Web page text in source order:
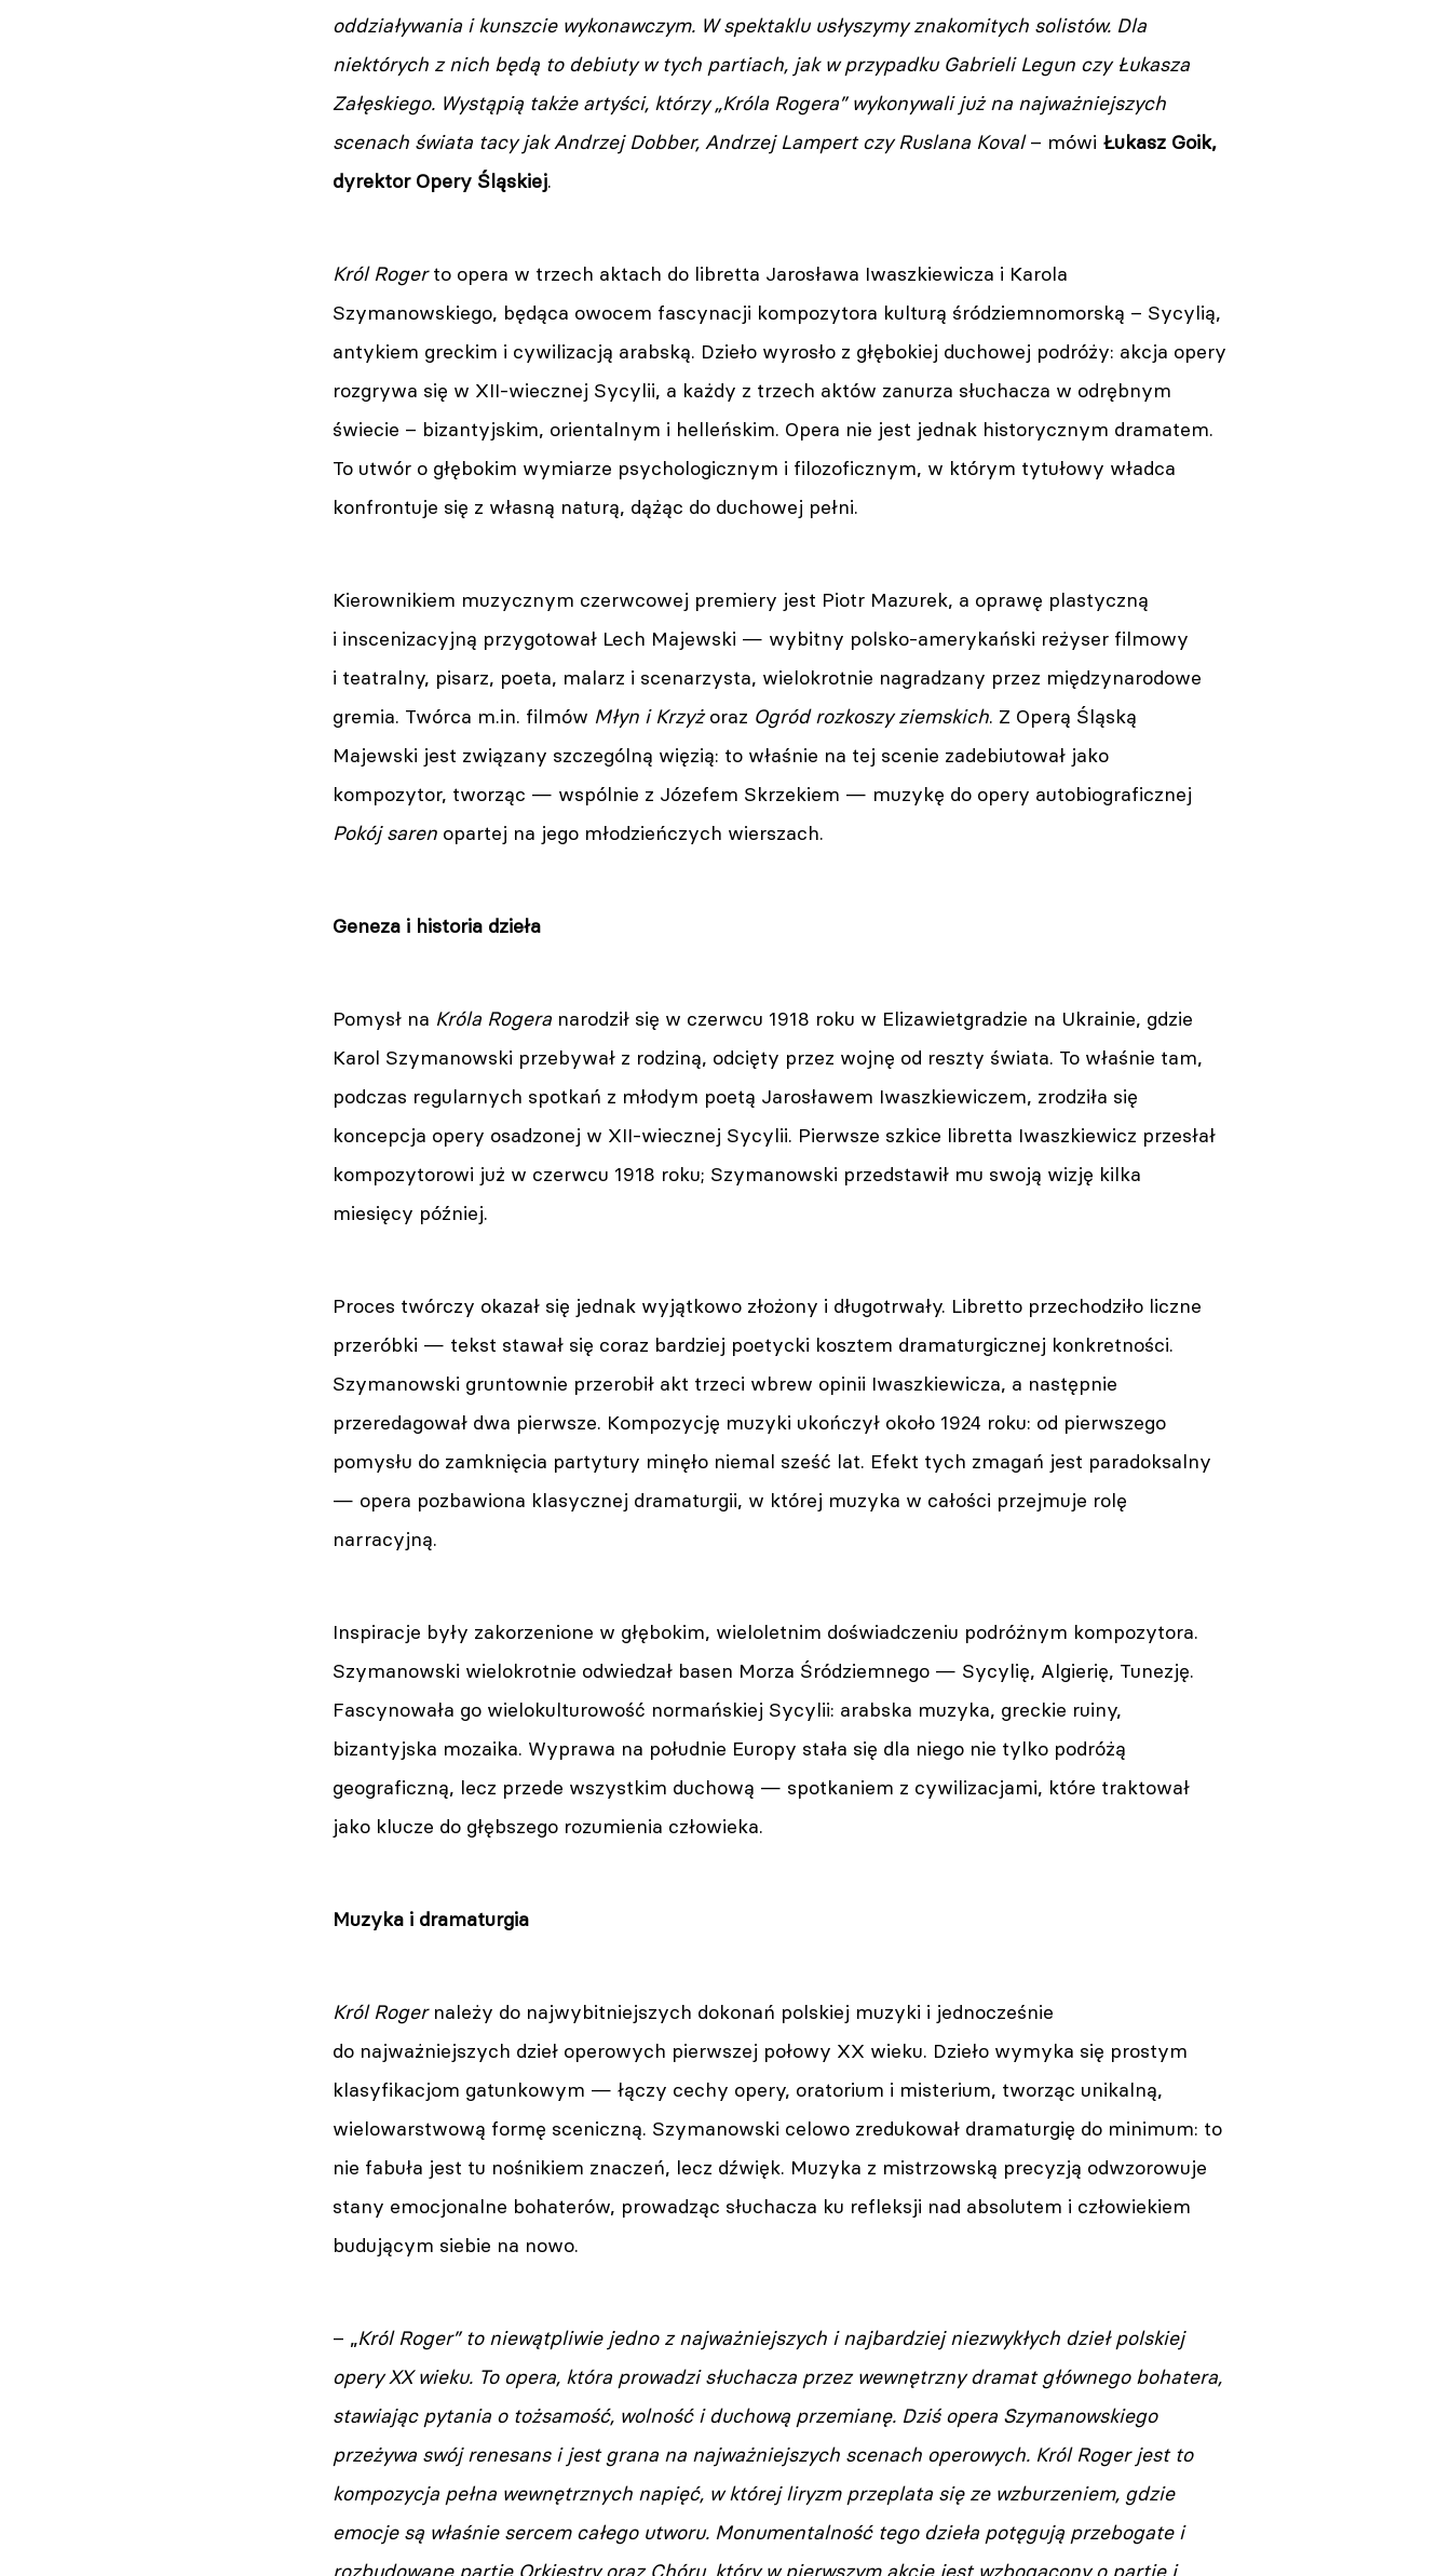
oddziaływania i kunszcie wykonawczym. W spektaklu usłyszymy znakomitych solistów. Dla
niektórych z nich będą to debiuty w tych partiach, jak w przypadku Gabrieli Legun czy Łukasza
Załęskiego. Wystąpią także artyści, którzy „Króla Rogera” wykonywali już na najważniejszych
scenach świata tacy jak Andrzej Dobber, Andrzej Lampert czy Ruslana Koval– mówi Łukasz Goik,
dyrektor Opery Śląskiej.
Król Rogerto opera w trzech aktach do libretta Jarosława Iwaszkiewicza i Karola
Szymanowskiego, będąca owocem fascynacji kompozytora kulturą śródziemnomorską – Sycylią,
antykiem greckim i cywilizacją arabską. Dzieło wyrosło z głębokiej duchowej podróży: akcja opery
rozgrywa się w XII-wiecznej Sycylii, a każdy z trzech aktów zanurza słuchacza w odrębnym
świecie – bizantyjskim, orientalnym i helleńskim. Opera nie jest jednak historycznym dramatem.
To utwór o głębokim wymiarze psychologicznym i filozoficznym, w którym tytułowy władca
konfrontuje się z własną naturą, dążąc do duchowej pełni.
Kierownikiem muzycznym czerwcowej premiery jest Piotr Mazurek, a oprawę plastyczną
i inscenizacyjną przygotował Lech Majewski — wybitny polsko-amerykański reżyser filmowy
i teatralny, pisarz, poeta, malarz i scenarzysta, wielokrotnie nagradzany przez międzynarodowe
gremia. Twórca m.in. filmów Młyn i Krzyżoraz Ogród rozkoszy ziemskich. Z Operą Śląską
Majewski jest związany szczególną więzią: to właśnie na tej scenie zadebiutował jako
kompozytor, tworząc — wspólnie z Józefem Skrzekiem — muzykę do opery autobiograficznej
Pokój saren opartej na jego młodzieńczych wierszach.
Geneza i historia dzieła
Pomysł na Króla Rogera narodził się w czerwcu 1918 roku w Elizawietgradzie na Ukrainie, gdzie
Karol Szymanowski przebywał z rodziną, odcięty przez wojnę od reszty świata. To właśnie tam,
podczas regularnych spotkań z młodym poetą Jarosławem Iwaszkiewiczem, zrodziła się
koncepcja opery osadzonej w XII-wiecznej Sycylii. Pierwsze szkice libretta Iwaszkiewicz przesłał
kompozytorowi już w czerwcu 1918 roku; Szymanowski przedstawił mu swoją wizję kilka
miesięcy później.
Proces twórczy okazał się jednak wyjątkowo złożony i długotrwały. Libretto przechodziło liczne
przeróbki — tekst stawał się coraz bardziej poetycki kosztem dramaturgicznej konkretności.
Szymanowski gruntownie przerobił akt trzeci wbrew opinii Iwaszkiewicza, a następnie
przeredagował dwa pierwsze. Kompozycję muzyki ukończył około 1924 roku: od pierwszego
pomysłu do zamknięcia partytury minęło niemal sześć lat. Efekt tych zmagań jest paradoksalny
— opera pozbawiona klasycznej dramaturgii, w której muzyka w całości przejmuje rolę
narracyjną.
Inspiracje były zakorzenione w głębokim, wieloletnim doświadczeniu podróżnym kompozytora.
Szymanowski wielokrotnie odwiedzał basen Morza Śródziemnego — Sycylię, Algierię, Tunezję.
Fascynowała go wielokulturowość normańskiej Sycylii: arabska muzyka, greckie ruiny,
bizantyjska mozaika. Wyprawa na południe Europy stała się dla niego nie tylko podróżą
geograficzną, lecz przede wszystkim duchową — spotkaniem z cywilizacjami, które traktował
jako klucze do głębszego rozumienia człowieka.
Muzyka i dramaturgia
Król Rogernależy do najwybitniejszych dokonań polskiej muzyki i jednocześnie
do najważniejszych dzieł operowych pierwszej połowy XX wieku. Dzieło wymyka się prostym
klasyfikacjom gatunkowym — łączy cechy opery, oratorium i misterium, tworząc unikalną,
wielowarstwową formę sceniczną. Szymanowski celowo zredukował dramaturgię do minimum: to
nie fabuła jest tu nośnikiem znaczeń, lecz dźwięk. Muzyka z mistrzowską precyzją odwzorowuje
stany emocjonalne bohaterów, prowadząc słuchacza ku refleksji nad absolutem i człowiekiem
budującym siebie na nowo.
– „Król Roger” to niewątpliwie jedno z najważniejszych i najbardziej niezwykłych dzieł polskiej
opery XX wieku. To opera, która prowadzi słuchacza przez wewnętrzny dramat głównego bohatera,
stawiając pytania o tożsamość, wolność i duchową przemianę. Dziś opera Szymanowskiego
przeżywa swój renesans i jest grana na najważniejszych scenach operowych. Król Roger jest to
kompozycja pełna wewnętrznych napięć, w której liryzm przeplata się ze wzburzeniem, gdzie
emocje są właśnie sercem całego utworu. Monumentalność tego dzieła potęgują przebogate i